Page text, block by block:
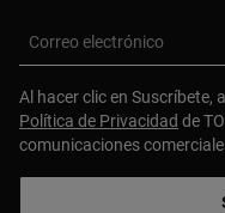
Correo electrónico
Al hacer clic en Suscríbete,
Política de Privacidad de
comunicaciones